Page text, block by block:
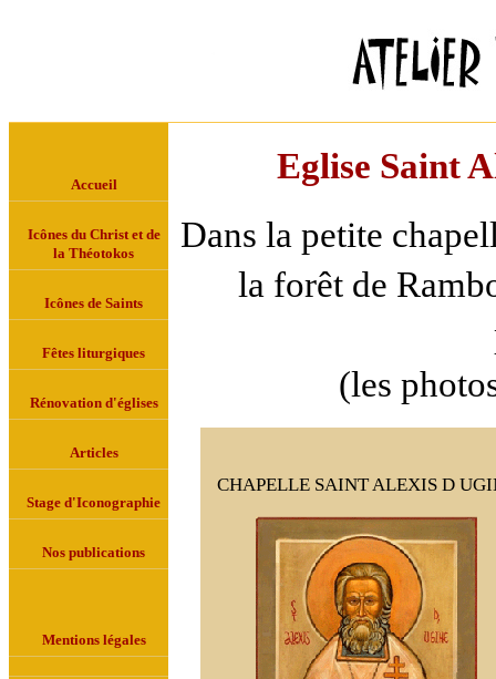
Accueil
Icônes du Christ et de
la Théotokos
Icônes de Saints
Fêtes liturgiques
Rénovation d'églises
Articles
Stage d'Iconographie
Nos publications
Mentions légales
Eglise Saint
Dans la petite
la forêt de
(les
CHAPELLE SAINT ALEXIS D